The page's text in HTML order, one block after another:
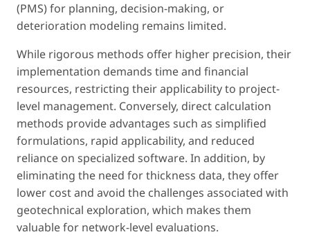
(PMS) for planning, decision-making, or
deterioration modeling remains limited.
While rigorous methods offer higher precision, their
implementation demands time and financial
resources, restricting their applicability to project-
level management. Conversely, direct calculation
methods provide advantages such as simplified
formulations, rapid applicability, and reduced
reliance on specialized software. In addition, by
eliminating the need for thickness data, they offer
lower cost and avoid the challenges associated with
geotechnical exploration, which makes them
valuable for network-level evaluations.